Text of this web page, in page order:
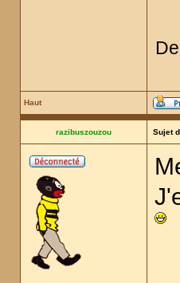
Haut
razibuszouzou Sujet